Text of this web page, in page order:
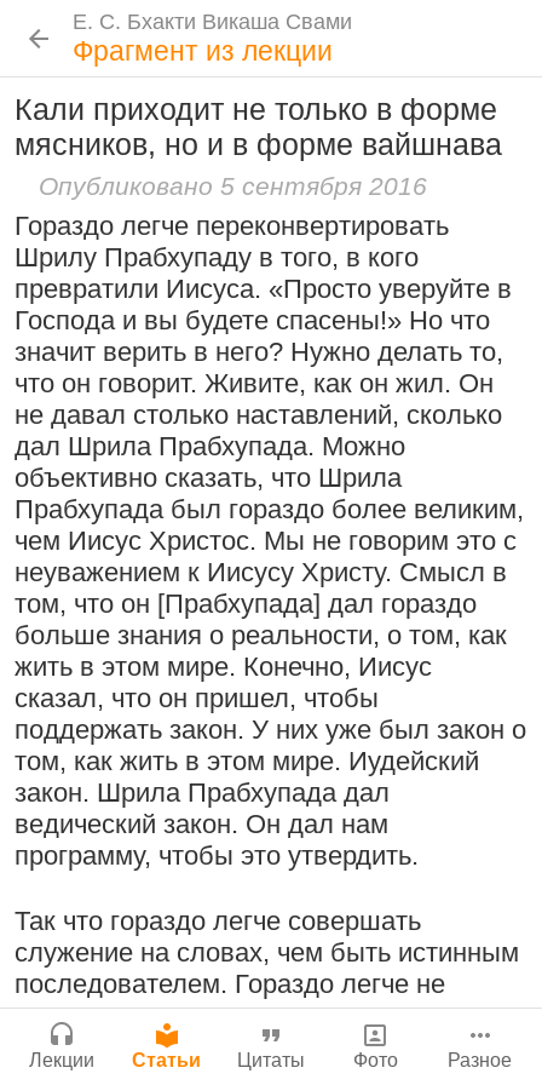
Е. С. Бхакти Викаша Свами
Лекции
Новые История Популярные
Рука в мешочке с чётками более
важна, чем шнур на плече
15:53 |16 ноября 2008
Намаккал, Тамил Наду,
Индия
Резкие слова для Нараяны
46:40 | 1 октября 2008|
Токио, Япония
Бог, наука и атеизм, часть 2: Хвала
слушателям!
9:25 |17 июля 2024|
Атланта, Джорджия, США
Поклоняться Бхактивиноду Тхакуру,
исполняя его бхаджаны
1:14:02
2008| Бойсе, Айдахо, США
Радхарани — глава департамента
служений
1:05:35 7 сентября 2008|
Е. С. Бхакти Викаша Свами
Фрагмент из лекции
Кали приходит не только в форме
мясников, но и в форме вайшнава
Опубликовано 5 сентября 2016
Гораздо легче переконвертировать
Шрилу Прабхупаду в того, в кого
превратили Иисуса. «Просто уверуйте в
Господа и вы будете спасены!» Но что
значит верить в него? Нужно делать то,
что он говорит. Живите, как он жил. Он
не давал столько наставлений, сколько
дал Шрила Прабхупада. Можно
объективно сказать, что Шрила
Прабхупада был гораздо более великим,
чем Иисус Христос. Мы не говорим это с
неуважением к Иисусу Христу. Смысл в
том, что он [Прабхупада] дал гораздо
больше знания о реальности, о том, как
жить в этом мире. Конечно, Иисус
сказал, что он пришел, чтобы
поддержать закон. У них уже был закон о
том, как жить в этом мире. Иудейский
закон. Шрила Прабхупада дал
ведический закон. Он дал нам
программу, чтобы это утвердить.
Так что гораздо легче совершать
служение на словах, чем быть истинным
последователем. Гораздо легче не
распространять книги, чем
распространять их. Или вы можете
подумать, что можно что-то убрать из
Е. С. Бхакти Викаша Свами
Цитаты Шрилы Прабхупады
Проповеднические принципы, данные
Шри Чайтаньей Махапрабху
6 августа 2026
Следовать по стопам ачарьев
4 августа 2026
Молитвы Санатаны Госвами к Господу
Чайтанье
29 июля 2026
Нектар имени Кришны
24 июля 2026
Подрыватели доверия к себе
22 июля 2026
Е. С. Бхакти Викаша Свами
Фотоальбом
Шраванам-киртанам в Васильево 2026
Джанмаштами в Тбилиси 2025
Шрила Прабхупада
Биография | Книги|Цитаты
Лекции и беседы|Подношения
Бхакти Викаша Свами
Биография|Книги|График|Лекции
Скачать все лекции
Подношения учеников
Инициация
Общие стандарты |
Требования Махараджа
Видеоканалы
YouTube|ВК Видео|Дзен|RuTube
Ссылки
Контакты
Сайт
Войти |Регистрация|История версий
Инструкция
Лекции Статьи Цитаты Фото Разное